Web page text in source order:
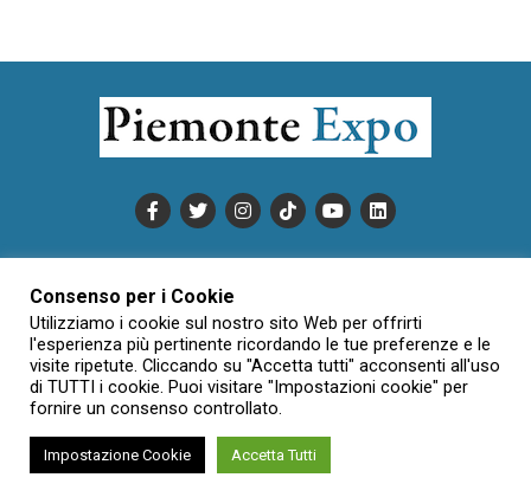
INFORMATIVA SULLA PRIVACY
CONDIZIONI DI UTILIZZO
DATI SOCIETARI
NOVAJO
CREDITS
CONTATTTI
Creative Commons Attribuzione - Non commerciale - Non opere
derivate 3.0 Italia (CC BY-NC-ND 3.0 IT)
Consenso per i Cookie
Utilizziamo i cookie sul nostro sito Web per offrirti
l'esperienza più pertinente ricordando le tue preferenze e le
visite ripetute. Cliccando su "Accetta tutti" acconsenti all'uso
di TUTTI i cookie. Puoi visitare "Impostazioni cookie" per
fornire un consenso controllato.
Impostazione Cookie Accetta Tutti